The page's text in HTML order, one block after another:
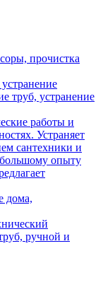
прочистка
труб, устранение
работы и
Устраняет
сантехники и
большому опыту
дома,
ручной и